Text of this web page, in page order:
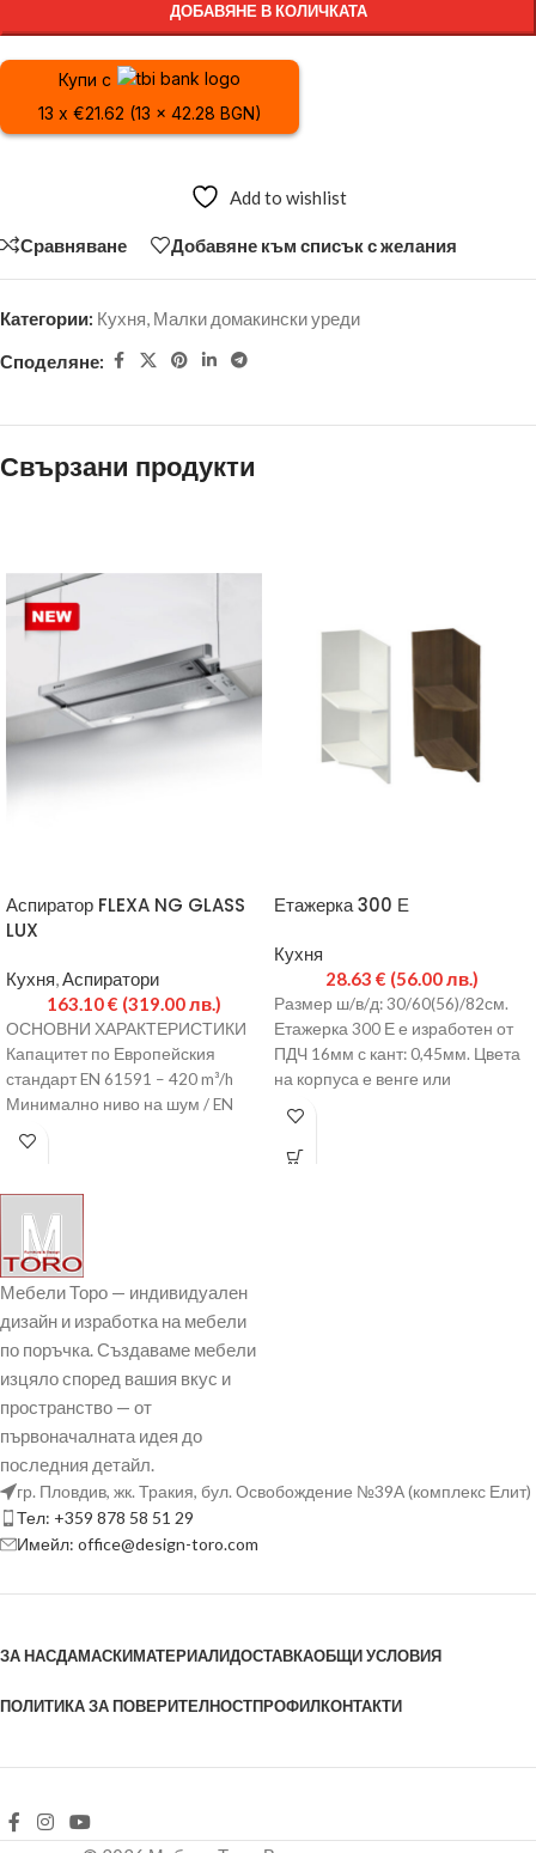
ДОБАВЯНЕ В КОЛИЧКАТА
Купи с
13 x €21.62 (13 x 42.28 BGN)
Add to wishlist
Сравняване Добавяне към списък с желания
Категории: Кухня, Малки домакински уреди
Споделяне:
Свързани продукти
Аспиратор FLEXA NG GLASS
LUX
Кухня,Аспиратори
163.10€ (319.00 лв.)
ОСНОВНИ ХАРАКТЕРИСТИКИ
Капацитет по Европейския
стандарт EN 61591 – 420 m³/h
Минимално ниво на шум / EN
60704-3 / –
Етажерка 300 Е
Кухня
28.63 € (56.00 лв.)
Размер ш/в/д: 30/60(56)/82см.
Етажерка 300 Е е изработен от
ПДЧ 16мм с кант: 0,45мм. Цвета
на корпуса е венге или
Мебели Торо — индивидуален
дизайн и изработка на мебели
по поръчка. Създаваме мебели
изцяло според вашия вкус и
пространство — от
първоначалната идея до
последния детайл.
гр. Пловдив, жк. Тракия, бул. Освобождение №39А (комплекс Елит)
Тел: +359 878 58 51 29
Имейл: office@design-toro.com
ЗА НАСДАМАСКИМАТЕРИАЛИДОСТАВКАОБЩИ УСЛОВИЯ
ПОЛИТИКА ЗА ПОВЕРИТЕЛНОСТПРОФИЛКОНТАКТИ